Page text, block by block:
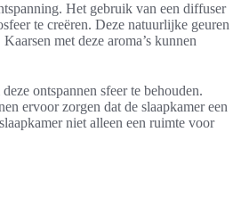
Het gebruik van een diffuser
te creëren. Deze natuurlijke geuren
met deze aroma’s kunnen
ontspannen sfeer te behouden.
ervoor zorgen dat de slaapkamer een
niet alleen een ruimte voor